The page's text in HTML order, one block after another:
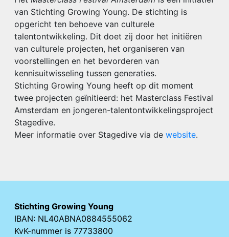
van Stichting Growing Young. De stichting is
opgericht ten behoeve van culturele
talentontwikkeling. Dit doet zij door het initiëren
van culturele projecten, het organiseren van
voorstellingen en het bevorderen van
kennisuitwisseling tussen generaties.
Stichting Growing Young heeft op dit moment
twee projecten geïnitieerd: het Masterclass Festival
Amsterdam en jongeren-talentontwikkelingsproject
Stagedive.
Meer informatie over Stagedive via dewebsite.
Stichting Growing Young
IBAN: NL40ABNA0884555062
KvK-nummer is 77733800